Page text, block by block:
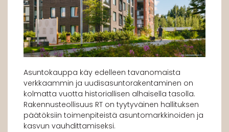
Asuntokauppa käy edelleen tavanomaista
verkkaammin ja uudisasuntorakentaminen on
kolmatta vuotta historiallisen alhaisella tasolla.
Rakennusteollisuus RT on tyytyväinen hallituksen
päätöksiin toimenpiteistä asuntomarkkinoiden ja
kasvun vauhdittamiseksi.